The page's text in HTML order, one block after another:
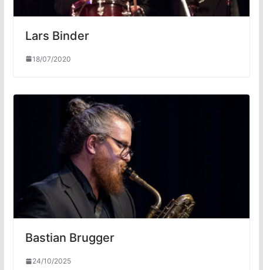
Lars Binder
18/07/2020
Bastian Brugger
24/10/2025